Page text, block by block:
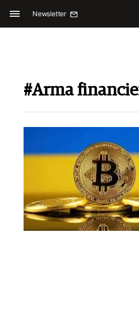
Newsletter
#Arma